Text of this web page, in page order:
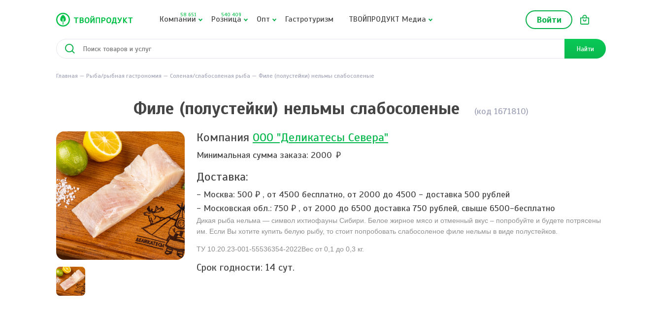
Войти
Компании
58 651 Розница
540 409 Опт Гастротуризм ТВОЙПРОДУКТ Медиа
Найти
Главная Рыба/рыбная гастрономия Соленая/слабосоленая рыба Филе (полустейки) нельмы слабосоленые
Филе (полустейки) нельмы слабосоленые (код 1671810)
Компания ООО "Деликатесы Севера"
Минимальная сумма заказа: 2000
Доставка:
- Москва: 500 ₽ , от 4500 бесплатно, от 2000 до 4500 - доставка 500 рублей
- Московская обл.: 750 ₽ , от 2000 до 6500 доставка 750 рублей, свыше 6500-бесплатно
Дикая рыба нельма — символ ихтиофауны Сибири. Белое жирное мясо и отменный вкус – попробуйте и будете потрясены
им. Если Вы хотите купить белую рыбу, то стоит попробовать слабосоленое филе нельмы в виде полустейков.
ТУ 10.20.23-001-55536354-2022Вес от 0,1 до 0,3 кг.
Срок годности: 14 сут.